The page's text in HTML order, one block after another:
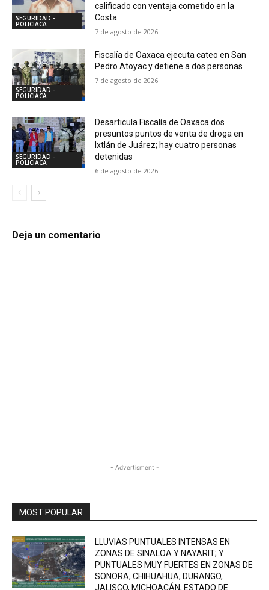
SEGURIDAD -
POLICIACA
calificado con ventaja cometido en la
Costa
7 de agosto de 2026
SEGURIDAD -
POLICIACA
Fiscalía de Oaxaca ejecuta cateo en San
Pedro Atoyac y detiene a dos personas
7 de agosto de 2026
SEGURIDAD -
POLICIACA
Desarticula Fiscalía de Oaxaca dos
presuntos puntos de venta de droga en
Ixtlán de Juárez; hay cuatro personas
detenidas
6 de agosto de 2026
Deja un comentario
- Advertisment -
MOST POPULAR
LLUVIAS PUNTUALES INTENSAS EN
ZONAS DE SINALOA Y NAYARIT; Y
PUNTUALES MUY FUERTES EN ZONAS DE
SONORA, CHIHUAHUA, DURANGO,
JALISCO, MICHOACÁN, ESTADO DE